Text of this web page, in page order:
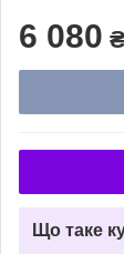
6 080
Що таке